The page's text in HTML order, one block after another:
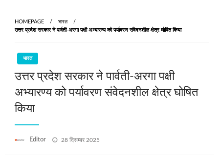
HOMEPAGE
भारत
उत्तर प्रदेश सरकार ने पार्वती-अरगा पक्षी अभ्‍यारण्य को पर्यावरण संवेदनशील क्षेत्र घोषित किया
भारत
उत्तर प्रदेश सरकार ने पार्वती-अरगा पक्षी
अभ्‍यारण्य को पर्यावरण संवेदनशील क्षेत्र घोषित
किया
Editor
Posted
28 दिसम्बर 2025